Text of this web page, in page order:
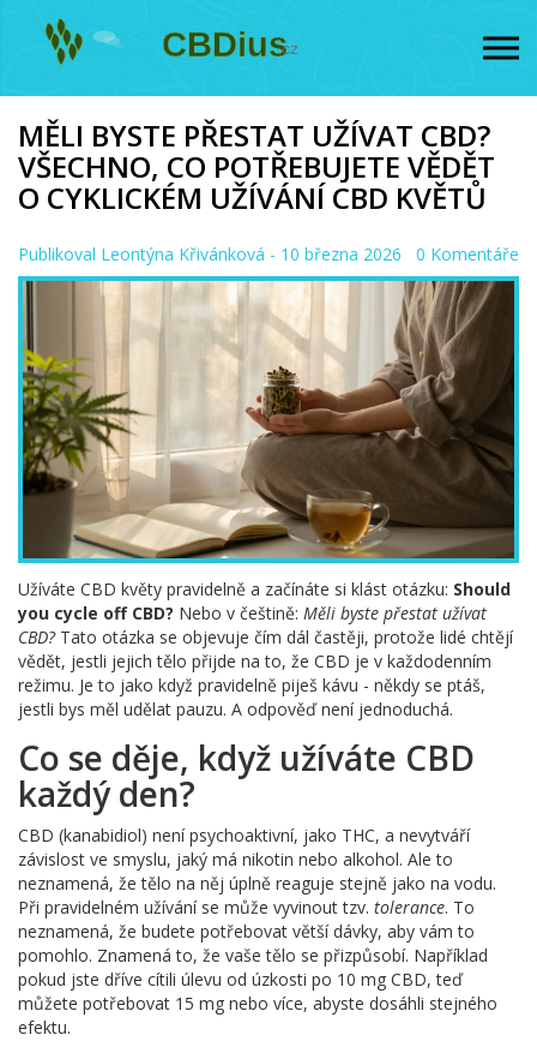
MĚLI BYSTE PŘESTAT UŽÍVAT CBD?
VŠECHNO, CO POTŘEBUJETE VĚDĚT
O CYKLICKÉM UŽÍVÁNÍ CBD KVĚTŮ
Publikoval Leontýna Křivánková - 10 března 2026 0 Komentáře
Užíváte CBD květy pravidelně a začínáte si klást otázku: Should
you cycle off CBD? Nebo v češtině: Měli byste přestat užívat
CBD?Tato otázka se objevuje čím dál častěji, protože lidé chtějí
vědět, jestli jejich tělo přijde na to, že CBD je v každodenním
režimu. Je to jako když pravidelně piješ kávu - někdy se ptáš,
jestli bys měl udělat pauzu. A odpověď není jednoduchá.
Co se děje, když užíváte CBD
každý den?
CBD (kanabidiol) není psychoaktivní, jako THC, a nevytváří
závislost ve smyslu, jaký má nikotin nebo alkohol. Ale to
neznamená, že tělo na něj úplně reaguje stejně jako na vodu.
Při pravidelném užívání se může vyvinout tzv. tolerance. To
neznamená, že budete potřebovat větší dávky, aby vám to
pomohlo. Znamená to, že vaše tělo se přizpůsobí. Například
pokud jste dříve cítili úlevu od úzkosti po 10 mg CBD, teď
můžete potřebovat 15 mg nebo více, abyste dosáhli stejného
efektu.